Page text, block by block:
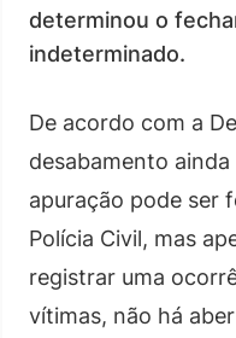
determinou o
indeterminado.
De acordo com a
desabamento
apuração pode ser
Polícia Civil, mas
registrar uma
vítimas, não há